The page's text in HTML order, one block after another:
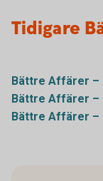
Tidigare
Bättre Affärer –
Bättre Affärer –
Bättre Affärer –